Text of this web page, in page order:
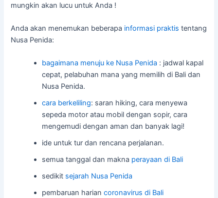
mungkin akan lucu untuk Anda !
Anda akan menemukan beberapa informasi praktis tentang
Nusa Penida:
bagaimana menuju ke Nusa Penida : jadwal kapal
cepat, pelabuhan mana yang memilih di Bali dan
Nusa Penida.
cara berkeliling: saran hiking, cara menyewa
sepeda motor atau mobil dengan sopir, cara
mengemudi dengan aman dan banyak lagi!
ide untuk tur dan rencana perjalanan.
semua tanggal dan makna perayaan di Bali
sedikit sejarah Nusa Penida
pembaruan hariancoronavirus di Bali